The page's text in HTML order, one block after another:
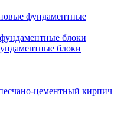
фундаментные
блоки
блоки
цементный кирпич